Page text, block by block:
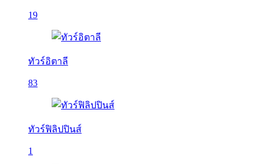
19
ทัวร์อิตาลี
83
ทัวร์ฟิลิปปินส์
1